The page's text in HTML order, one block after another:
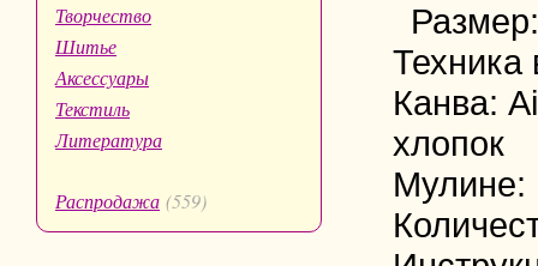
Творчество
Шитье
Аксессуары
Текстиль
Литература
Распродажа (559)
Техника
Канва:
хлопок
Мулине: